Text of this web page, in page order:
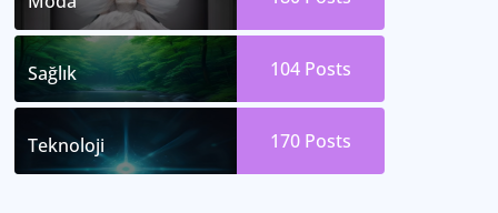
Sağlık 104 Posts
Teknoloji 170 Posts